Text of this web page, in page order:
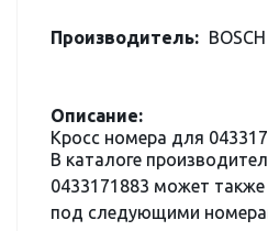
Производитель: BOSCH
Описание:
Кросс номера для
В каталоге
0433171883 может
под следующими